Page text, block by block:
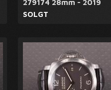
279174 28mm - 2019
SOLGT